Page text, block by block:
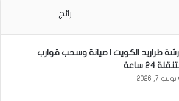
رائج
طراريد الكويت | صيانة وسحب قوارب
24 ساعة
يونيو 7, 2026